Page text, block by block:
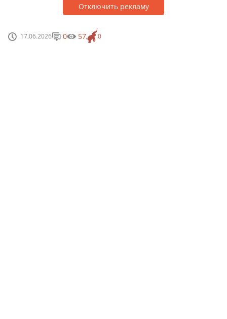
Отключить рекламу
17.06.2026 0
0 57